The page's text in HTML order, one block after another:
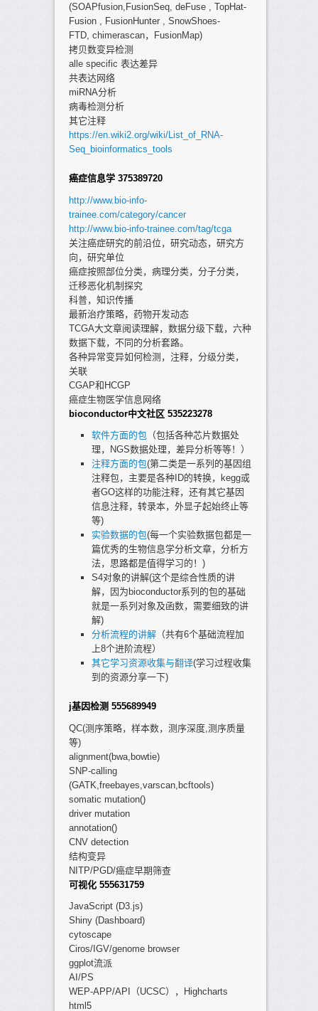
(SOAPfusion,FusionSeq, deFuse , TopHat-
Fusion , FusionHunter , SnowShoes-
FTD, chimerascan，FusionMap)
拷贝数变异检测
alle specific 表达差异
共表达网络
miRNA分析
病毒检测分析
其它注释
https://en.wiki2.org/wiki/List_of_RNA-
Seq_bioinformatics_tools
癌症信息学 375389720
http://www.bio-info-
trainee.com/category/cancer
http://www.bio-info-trainee.com/tag/tcga
关注癌症研究的前沿位，研究动态，研究方
向，研究单位
癌症按照部位分类，病理分类，分子分类，
迁移恶化机制探究
科普，知识传播
最新治疗策略，药物开发动态
TCGA大文章阅读理解，数据分级下载，六种
数据下载，不同的分析套路。
各种异常变异如何检测，注释，分级分类，
关联
CGAP和HCGP
癌症生物医学信息网络
bioconductor中文社区 535223278
软件方面的包 （包括各种芯片数据处
理，NGS数据处理，差异分析等等！）
注释方面的包(第二类是一系列的基因组
注释包，主要是各种ID的转换，kegg或
者GO这样的功能注释，还有其它基因
信息注释，转录本，外显子起始终止等
等)
实验数据的包(每一个实验数据包都是一
篇优秀的生物信息学分析文章，分析方
法，思路都是值得学习的！)
S4对象的讲解(这个是综合性质的讲
解，因为bioconductor系列的包的基础
就是一系列对象及函数，需要细致的讲
解)
分析流程的讲解 （共有6个基础流程加
上8个进阶流程）
其它学习资源收集与翻译(学习过程收集
到的资源分享一下)
j基因检测 555689949
QC(测序策略，样本数，测序深度,测序质量
等)
alignment(bwa,bowtie)
SNP-calling
(GATK,freebayes,varscan,bcftools)
somatic mutation()
driver mutation
annotation()
CNV detection
结构变异
NITP/PGD/癌症早期筛查
可视化 555631759
JavaScript (D3.js)
Shiny (Dashboard)
cytoscape
Ciros/IGV/genome browser
ggplot流派
AI/PS
WEP-APP/API（UCSC），Highcharts
html5